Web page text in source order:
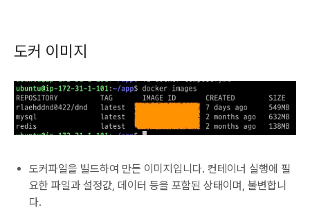
도커 이미지
도커파일을 빌드하여 만든 이미지입니다. 컨테이너 실행에 필
요한 파일과 설정값, 데이터 등을 포함된 상태이며, 불변합니
다.